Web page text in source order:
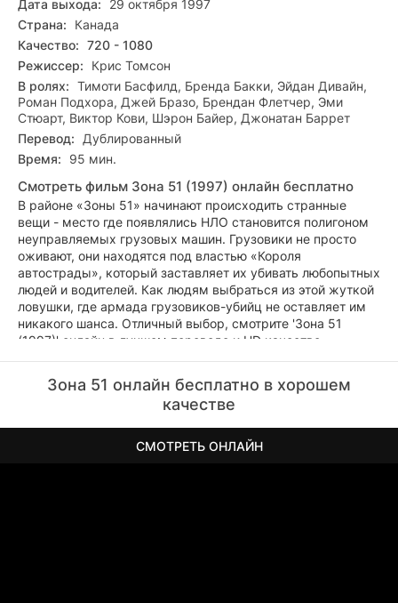
Дата выхода:
29 октября 1997
Страна:
Канада
Качество: 720 - 1080
Режиссер:
Крис Томсон
В ролях: Тимоти Басфилд, Бренда Бакки, Эйдан Дивайн,
Роман Подхора, Джей Бразо, Брендан Флетчер, Эми
Стюарт, Виктор Кови, Шэрон Байер, Джонатан Баррет
Перевод:
Дублированный
Время:
95 мин.
Смотреть фильм Зона 51 (1997) онлайн бесплатно
В районе «Зоны 51» начинают происходить странные
вещи - место где появлялись НЛО становится полигоном
неуправляемых грузовых машин. Грузовики не просто
оживают, они находятся под властью «Короля
автострады», который заставляет их убивать любопытных
людей и водителей. Как людям выбраться из этой жуткой
ловушки, где армада грузовиков-убийц не оставляет им
никакого шанса. Отличный выбор, смотрите 'Зона 51
(1997)' онлайн в лучшем переводе и HD качестве
Зона 51 онлайн бесплатно в хорошем
качестве
СМОТРЕТЬ ОНЛАЙН